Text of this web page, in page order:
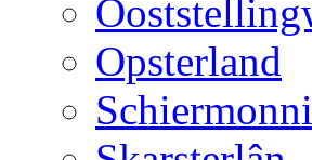
Opsterland